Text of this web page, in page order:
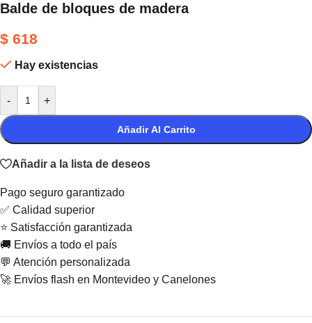
Balde de bloques de madera
$ 618
Hay existencias
- +
Añadir Al Carrito
Añadir a la lista de deseos
Pago seguro garantizado
✅ Calidad superior
⭐ Satisfacción garantizada
🚚 Envíos a todo el país
💬 Atención personalizada
🚀 Envíos flash en Montevideo y Canelones